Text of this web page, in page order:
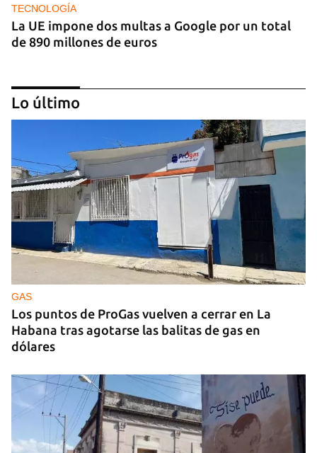
TECNOLOGÍA
La UE impone dos multas a Google por un total
de 890 millones de euros
IA
China lanza una organización internacional de
gobernanza de la IA con 29 países, entre ellos
Cuba
Lo último
GAS
Los puntos de ProGas vuelven a cerrar en La
Habana tras agotarse las balitas de gas en
dólares